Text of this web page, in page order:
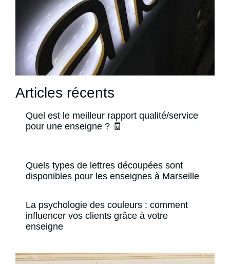
Articles récents
Quel est le meilleur rapport qualité/service
pour une enseigne ? 🧾
Quels types de lettres découpées sont
disponibles pour les enseignes à Marseille
La psychologie des couleurs : comment
influencer vos clients grâce à votre
enseigne